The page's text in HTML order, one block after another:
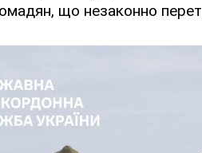
що незаконно